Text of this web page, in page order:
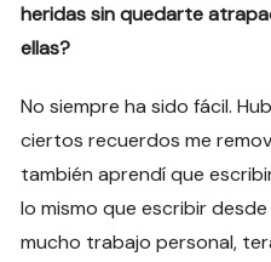
heridas sin quedarte
ellas?
No siempre ha sido fácil.
ciertos recuerdos me
también aprendí que
lo mismo que escribir
mucho trabajo personal,